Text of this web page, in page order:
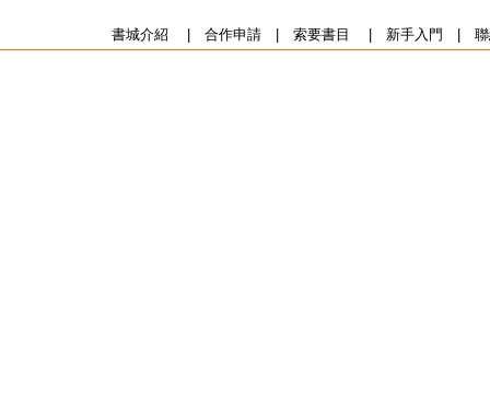
書城介紹 合作申請| 索要書目 新手入門